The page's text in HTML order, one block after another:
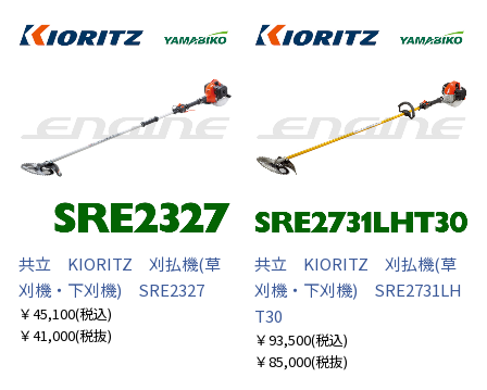
共立 KIORITZ 刈払機(草
刈機・下刈機) SRE2327
￥45,100(税込)
￥41,000(税抜)
共立 KIORITZ 刈払機(草
刈機・下刈機) SRE2731LH
T30
￥93,500(税込)
￥85,000(税抜)